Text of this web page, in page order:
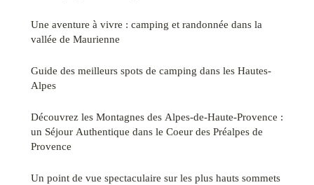
Une aventure à vivre : camping et randonnée dans la
vallée de Maurienne
Guide des meilleurs spots de camping dans les Hautes-
Alpes
Découvrez les Montagnes des Alpes-de-Haute-Provence :
un Séjour Authentique dans le Coeur des Préalpes de
Provence
Un point de vue spectaculaire sur les plus hauts sommets